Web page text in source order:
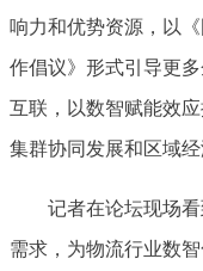
响力和优势资源，以
作倡议》形式引导更
互联，以数智赋能效
集群协同发展和区域经
记者在论坛现场
需求，为物流行业数